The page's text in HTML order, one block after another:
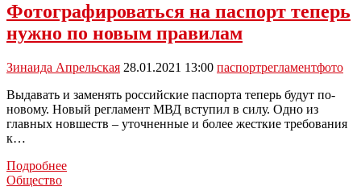
Тульской
области
регламентирована
Фотографироваться на паспорт теперь
нужно по новым правилам
Зинаида Апрельская 28.01.2021 13:00 паспортрегламентфото
Выдавать и заменять российские паспорта теперь будут по-
новому. Новый регламент МВД вступил в силу. Одно из
главных новшеств – уточненные и более жесткие требования
к…
ПодробнееФотографироваться
Общество